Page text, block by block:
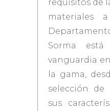
requisitos de
materiales
Sorma
vanguardia
la gama,
selección de
sus